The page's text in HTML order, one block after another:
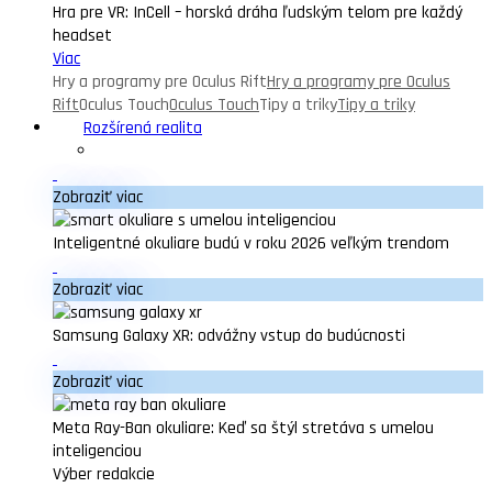
Hra pre VR: InCell – horská dráha ľudským telom pre každý
headset
Viac
Hry a programy pre Oculus RiftHry a programy pre Oculus
RiftOculus TouchOculus TouchTipy a trikyTipy a triky
Rozšírená realita
Zobraziť viac
Inteligentné okuliare budú v roku 2026 veľkým trendom
Zobraziť viac
Samsung Galaxy XR: odvážny vstup do budúcnosti
Zobraziť viac
Meta Ray-Ban okuliare: Keď sa štýl stretáva s umelou
inteligenciou
Výber redakcie